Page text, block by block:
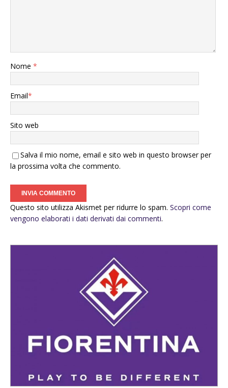
Nome *
Email*
Sito web
Salva il mio nome, email e sito web in questo browser per
la prossima volta che commento.
Questo sito utilizza Akismet per ridurre lo spam. Scopri come
vengono elaborati i dati derivati dai commenti.